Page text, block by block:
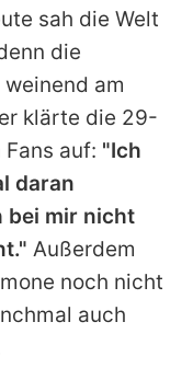
sah die Welt
die
am
klärte die 29-
auf: "Ich
daran
bei mir nicht
Außerdem
noch nicht
auch